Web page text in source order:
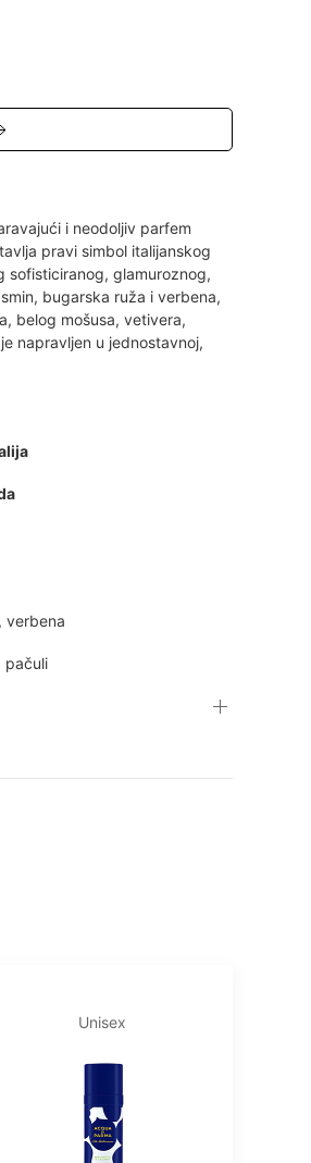
i neodoljiv parfem
pravi simbol italijanskog
sofisticiranog, glamuroznog,
bugarska ruža i verbena,
belog mošusa, vetivera,
je napravljen u jednostavnoj,
verbena
pačuli
Unisex